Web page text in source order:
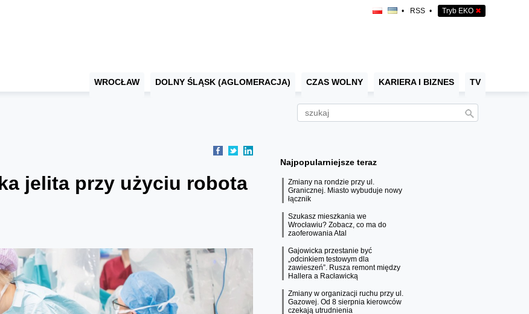
• RSS • Tryb EKO ✖
WROCŁAW DOLNY ŚLĄSK (AGLOMERACJA) CZAS WOLNY KARIERA I BIZNES TV
jelita przy użyciu robota
Najpopularniejsze teraz
Zmiany na rondzie przy ul.
Granicznej. Miasto wybuduje nowy
łącznik
Szukasz mieszkania we
Wrocławiu? Zobacz, co ma do
zaoferowania Atal
Gajowicka przestanie być
„odcinkiem testowym dla
zawieszeń”. Rusza remont między
Hallera a Racławicką
Zmiany w organizacji ruchu przy ul.
Gazowej. Od 8 sierpnia kierowców
czekają utrudnienia